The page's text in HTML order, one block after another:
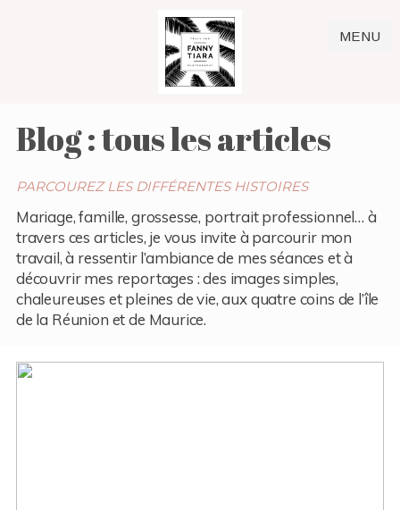
MENU
Blog : tous les articles
PARCOUREZ LES DIFFÉRENTES HISTOIRES
Mariage, famille, grossesse, portrait professionnel… à
travers ces articles, je vous invite à parcourir mon
travail, à ressentir l’ambiance de mes séances et à
découvrir mes reportages : des images simples,
chaleureuses et pleines de vie, aux quatre coins de l’île
de la Réunion et de Maurice.